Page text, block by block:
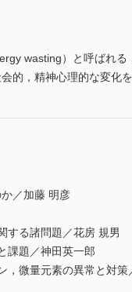
wasting）と呼ばれる
的，精神心理的な変化
／加藤 明彦
する諸問題／花房 規男
課題／神田英一郎
，微量元素の異常と対